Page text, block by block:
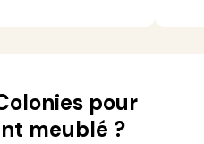
pour
meublé ?